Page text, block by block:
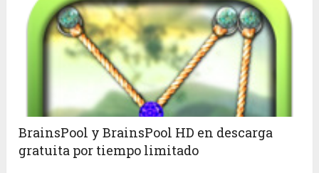
BrainsPool y BrainsPool HD en descarga
gratuita por tiempo limitado